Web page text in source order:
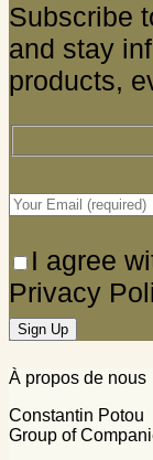
Subscribe
and stay
products,
I agree
Privacy
À propos de nous
Constantin Potou
Group of